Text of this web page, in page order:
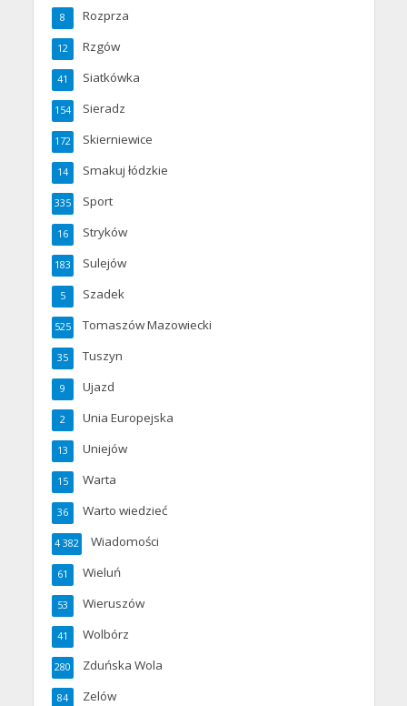
Rozprza
8
Rzgów
12
Siatkówka
41
Sieradz
154
Skierniewice
172
Smakuj łódzkie
14
Sport
335
Stryków
16
Sulejów
183
Szadek
5
Tomaszów Mazowiecki
525
Tuszyn
35
Ujazd
9
Unia Europejska
2
Uniejów
13
Warta
15
Warto wiedzieć
36
Wiadomości
4 382
Wieluń
61
Wieruszów
53
Wolbórz
41
Zduńska Wola
280
Zelów
84